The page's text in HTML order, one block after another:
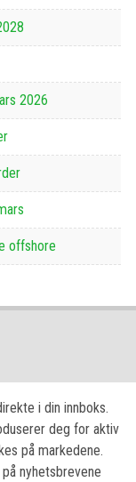
2026
offshore
i din innboks.
deg for aktiv
på markedene.
nyhetsbrevene